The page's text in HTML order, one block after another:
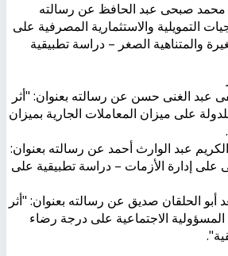
محمد صبحى عبد الحافظ عن رسالته
التمويلية والاستثمارية المصرفية على
والمتناهية الصغر – دراسة تطبيقية
عبد الغنى حسن عن رسالته بعنوان: "أثر
على ميزان المعاملات الجارية بميزان
عبد الوارث أحمد عن رسالته بعنوان:
على إدارة الأزمات – دراسة تطبيقية على
أبو الحلقان صديق عن رسالته بعنوان: "أثر
الاجتماعية على درجة رضاء